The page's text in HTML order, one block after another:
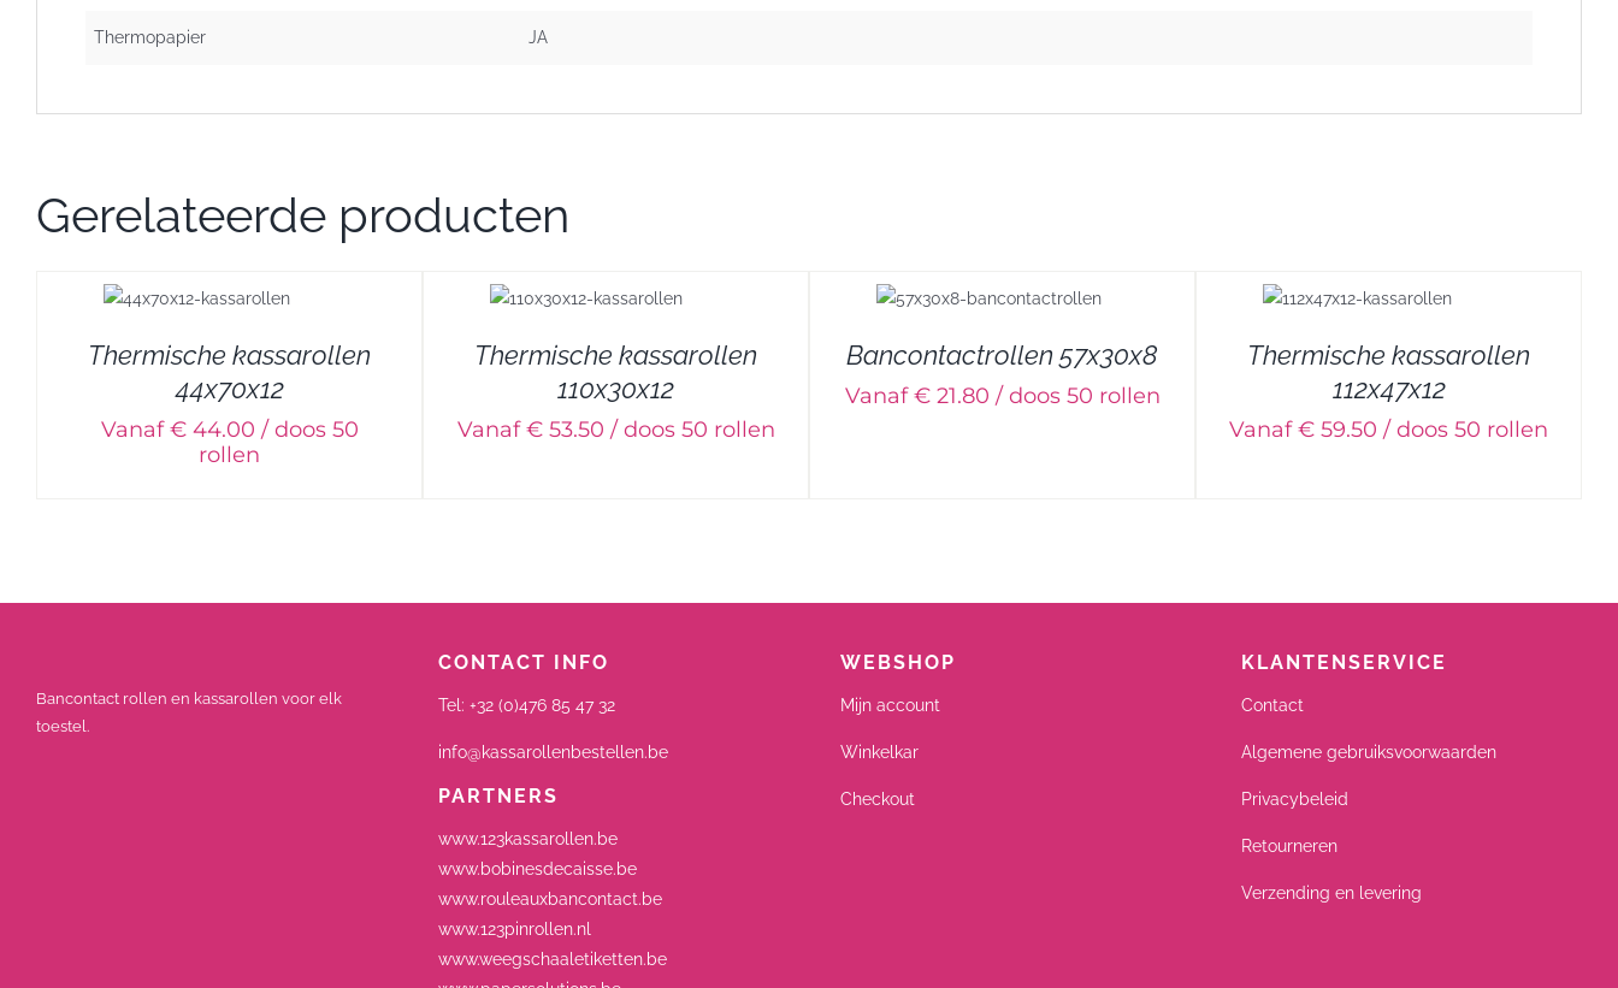
Thermopapier JA
Gerelateerde producten
Thermische kassarollen
44x70x12
Vanaf € 44.00 / doos 50
rollen
DETAILS
Thermische kassarollen
110x30x12
Vanaf € 53.50 / doos 50 rollen
DETAILS
Bancontactrollen 57x30x8
Vanaf € 21.80 / doos 50 rollen
DETAILS
Thermische kassarollen
112x47x12
Vanaf € 59.50 / doos 50 rollen
Bancontact rollen en kassarollen voor elk
toestel.
CONTACT INFO
Tel: +32 (0)476 85 47 32
info@kassarollenbestellen.be
PARTNERS
www.123kassarollen.be
www.bobinesdecaisse.be
www.rouleauxbancontact.be
www.123pinrollen.nl
www.weegschaaletiketten.be
WEBSHOP
Mijn account
Winkelkar
Checkout
KLANTENSERVICE
Contact
Algemene gebruiksvoorwaarden
Privacybeleid
Retourneren
Verzending en levering